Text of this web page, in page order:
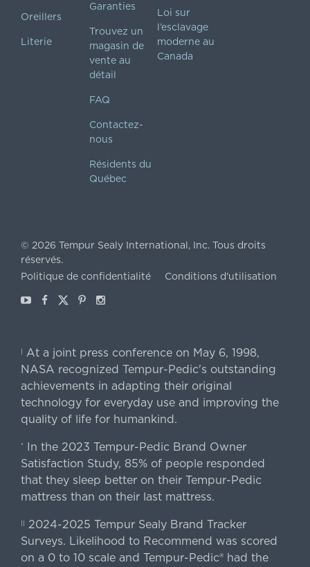
Oreillers
Literie
Garanties
Trouvez un
magasin de
vente au
détail
FAQ
Contactez-
nous
Résidents du
Québec
Loi sur
l’esclavage
moderne au
Canada
© 2026 Tempur Sealy International, Inc. Tous droits
réservés.
Politique de confidentialité
Conditions d'utilisation
YoutubeFacebook
X Pinterest
Instagram
| At a joint press conference on May 6, 1998,
NASA recognized Tempur-Pedic's outstanding
achievements in adapting their original
technology for everyday use and improving the
quality of life for humankind.
*
In the 2023 Tempur-Pedic Brand Owner
Satisfaction Study, 85% of people responded
that they sleep better on their Tempur-Pedic
mattress than on their last mattress.
|| 2024-2025 Tempur Sealy Brand Tracker
Surveys. Likelihood to Recommend was scored
on a 0 to 10 scale and Tempur-Pedic® had the